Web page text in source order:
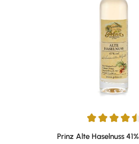
Durchschnittliche Bewertung von
Prinz Alte Haselnuss